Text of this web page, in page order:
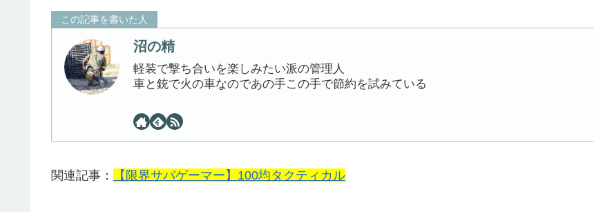
この記事を書いた人
沼の精
軽装で撃ち合いを楽しみたい派の管理人
車と銃で火の車なのであの手この手で節約を試みている
関連記事： 【限界サバゲーマー】100均タクティカル